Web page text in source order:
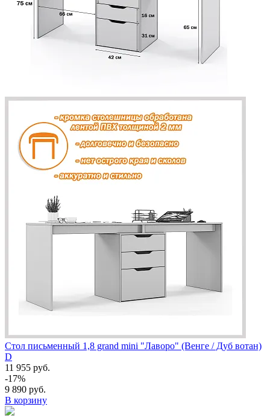
Стол письменный 1,8 grand mini "Лаворо" (Венге / Дуб вотан)
D
11 955 руб.
-17%
9 890 руб.
В корзину